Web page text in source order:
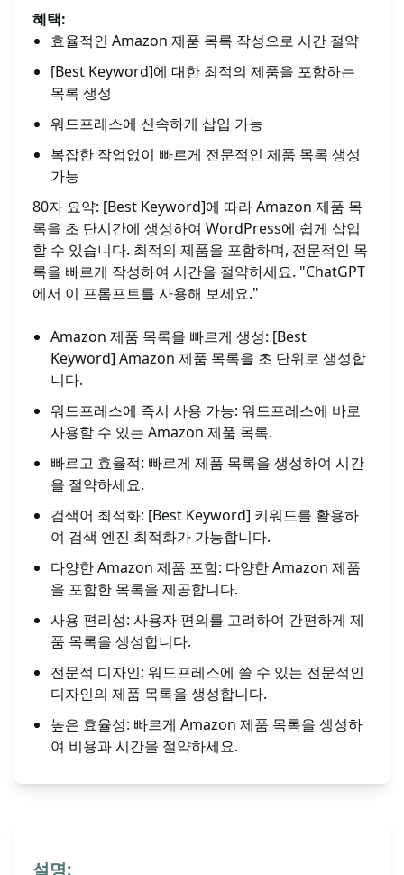
혜택:
효율적인 Amazon 제품 목록 작성으로 시간 절약
[Best Keyword]에 대한 최적의 제품을 포함하는
목록 생성
워드프레스에 신속하게 삽입 가능
복잡한 작업없이 빠르게 전문적인 제품 목록 생성
가능
80자 요약: [Best Keyword]에 따라 Amazon 제품 목
록을 초 단시간에 생성하여 WordPress에 쉽게 삽입
할 수 있습니다. 최적의 제품을 포함하며, 전문적인 목
록을 빠르게 작성하여 시간을 절약하세요. "ChatGPT
에서 이 프롬프트를 사용해 보세요."
Amazon 제품 목록을 빠르게 생성: [Best
Keyword] Amazon 제품 목록을 초 단위로 생성합
니다.
워드프레스에 즉시 사용 가능: 워드프레스에 바로
사용할 수 있는 Amazon 제품 목록.
빠르고 효율적: 빠르게 제품 목록을 생성하여 시간
을 절약하세요.
검색어 최적화: [Best Keyword] 키워드를 활용하
여 검색 엔진 최적화가 가능합니다.
다양한 Amazon 제품 포함: 다양한 Amazon 제품
을 포함한 목록을 제공합니다.
사용 편리성: 사용자 편의를 고려하여 간편하게 제
품 목록을 생성합니다.
전문적 디자인: 워드프레스에 쓸 수 있는 전문적인
디자인의 제품 목록을 생성합니다.
높은 효율성: 빠르게 Amazon 제품 목록을 생성하
여 비용과 시간을 절약하세요.
설명: